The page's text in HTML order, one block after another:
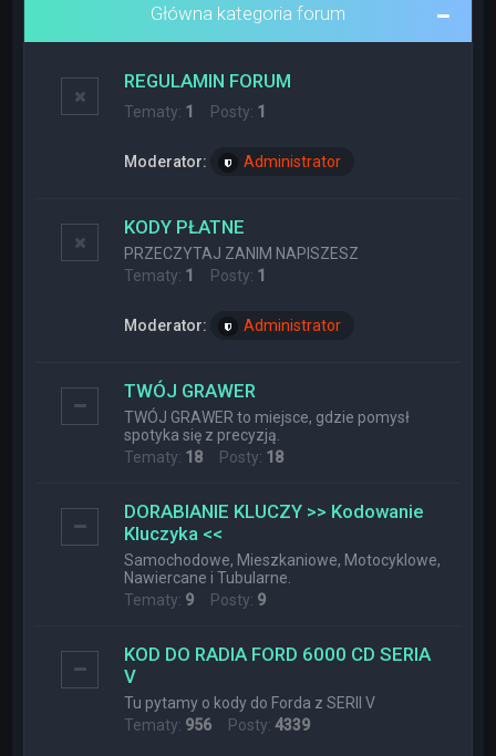
Główna kategoria forum
REGULAMIN FORUM
Tematy: 1 Posty: 1
Moderator: Administrator
KODY PŁATNE
PRZECZYTAJ ZANIM NAPISZESZ
Tematy: 1 Posty: 1
Moderator: Administrator
TWÓJ GRAWER
TWÓJ GRAWER to miejsce, gdzie pomysł
spotyka się z precyzją.
Tematy: 18 Posty: 18
DORABIANIE KLUCZY >> Kodowanie
Kluczyka <<
Samochodowe, Mieszkaniowe, Motocyklowe,
Nawiercane i Tubularne.
Tematy: 9 Posty: 9
KOD DO RADIA FORD 6000 CD SERIA
V
Tu pytamy o kody do Forda z SERII V
Tematy: 956 Posty:4339